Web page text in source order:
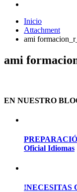
Inicio
Attachment
ami
ami
EN NUESTRO
Oficial Idiomas
!NECESITAS